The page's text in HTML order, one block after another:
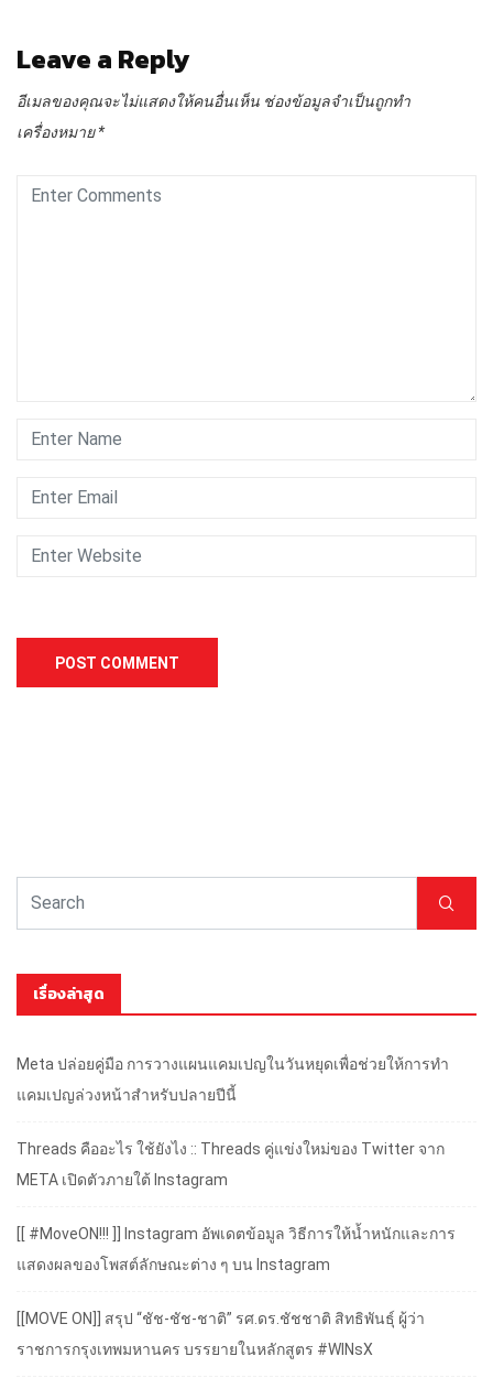
Leave a Reply
อีเมลของคุณจะไม่แสดงให้คนอื่นเห็น ช่องข้อมูลจำเป็นถูกทำ
เครื่องหมาย*
เรื่องล่าสุด
Meta ปล่อยคู่มือ การวางแผนแคมเปญในวันหยุดเพื่อช่วยให้การทำ
แคมเปญล่วงหน้าสำหรับปลายปีนี้
Threads คืออะไร ใช้ยังไง :: Threads คู่แข่งใหม่ของ Twitter จาก
META เปิดตัวภายใต้ Instagram
[[ #MoveON!!! ]] Instagram อัพเดตข้อมูล วิธีการให้น้ำหนักและการ
แสดงผลของโพสต์ลักษณะต่าง ๆ บน Instagram
[[MOVE ON]] สรุป “ชัช-ชัช-ชาติ” รศ.ดร.ชัชชาติ สิทธิพันธุ์ ผู้ว่า
ราชการกรุงเทพมหานคร บรรยายในหลักสูตร #WINsX